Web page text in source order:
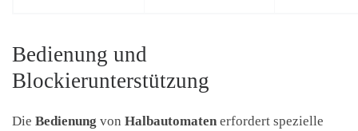
Bedienung und
Blockierunterstützung
Die Bedienung von Halbautomaten erfordert spezielle